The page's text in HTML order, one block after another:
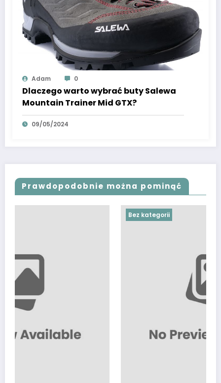
Adam 0
Dlaczego warto wybrać buty Salewa
Mountain Trainer Mid GTX?
09/05/2024
Prawdopodobnie można pominąć